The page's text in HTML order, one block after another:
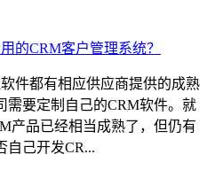
的CRM客户管理系统？
件都有相应供应商提供的成熟
需要定制自己的CRM软件。就
产品已经相当成熟了，但仍有
自己开发CR...